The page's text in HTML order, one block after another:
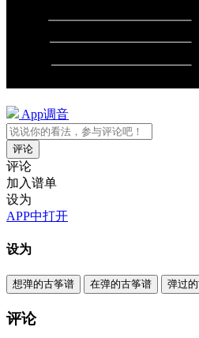
App调音
评论
评论
加入谱单
设为
APP中打开
设为
想弹的古筝谱 在弹的古筝谱 弹过
评论